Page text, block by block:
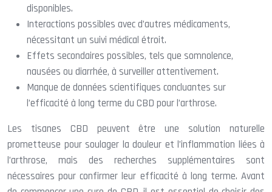
disponibles.
Interactions possibles avec d’autres médicaments,
nécessitant un suivi médical étroit.
Effets secondaires possibles, tels que somnolence,
nausées ou diarrhée, à surveiller attentivement.
Manque de données scientifiques concluantes sur
l’efficacité à long terme du CBD pour l’arthrose.
Les tisanes CBD peuvent être une solution naturelle
prometteuse pour soulager la douleur et l’inflammation liées à
l’arthrose, mais des recherches supplémentaires sont
nécessaires pour confirmer leur efficacité à long terme. Avant